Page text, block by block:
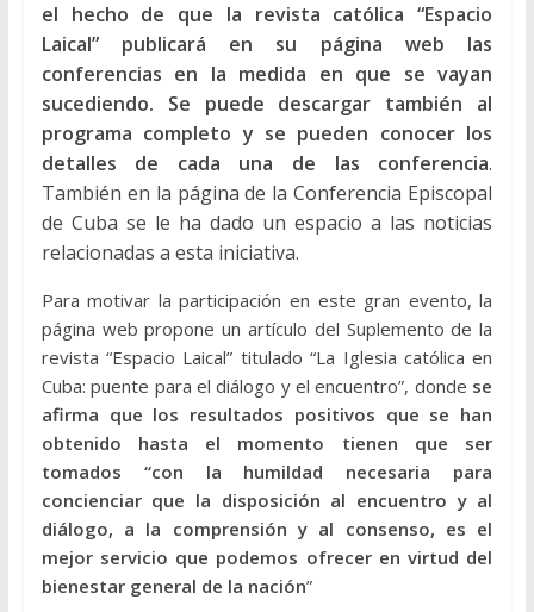
el hecho de que la revista católica “Espacio
Laical” publicará en su página web las
conferencias en la medida en que se vayan
sucediendo. Se puede descargar también al
programa completo y se pueden conocer los
detalles de cada una de las conferencia.
También en la página de la Conferencia Episcopal
de Cuba se le ha dado un espacio a las noticias
relacionadas a esta iniciativa.
Para motivar la participación en este gran evento, la
página web propone un artículo del Suplemento de la
revista “Espacio Laical” titulado “La Iglesia católica en
Cuba: puente para el diálogo y el encuentro”, donde se
afirma que los resultados positivos que se han
obtenido hasta el momento tienen que ser
tomados “con la humildad necesaria para
concienciar que la disposición al encuentro y al
diálogo, a la comprensión y al consenso, es el
mejor servicio que podemos ofrecer en virtud del
bienestar general de la nación”